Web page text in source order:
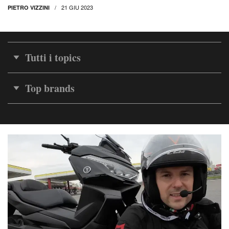
PIETRO VIZZINI 21 GIU 2023
Tutti i topics
Top brands